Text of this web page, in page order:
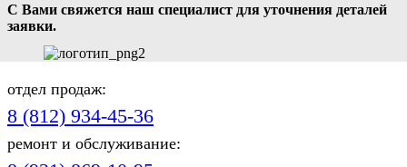
С Вами свяжется наш специалист для уточнения деталей
заявки.
отдел продаж:
8 (812) 934-45-36
ремонт и обслуживание: